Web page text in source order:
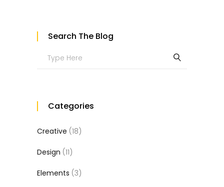
Search The Blog
Search
Categories
Creative (18)
Design (11)
Elements (3)